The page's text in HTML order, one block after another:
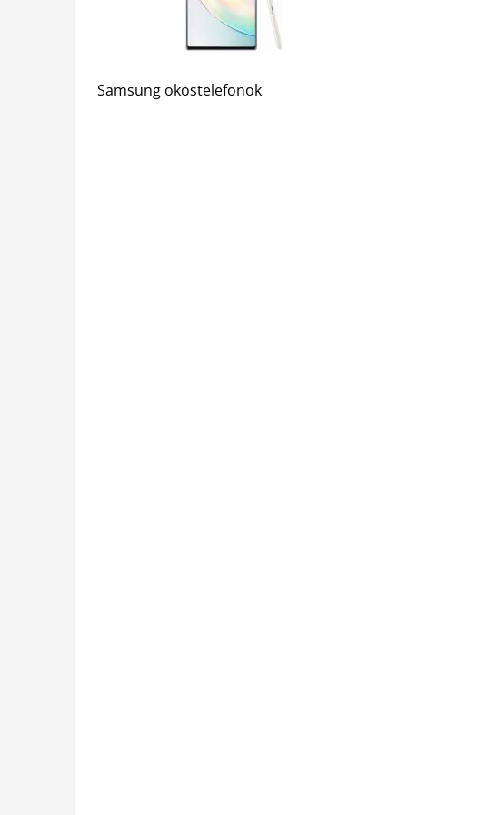
Samsung okostelefonok